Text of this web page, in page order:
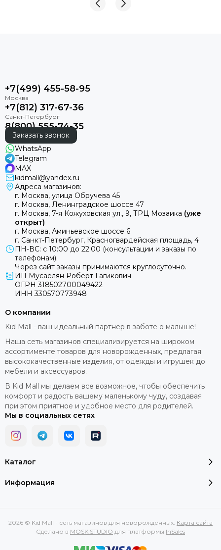
+7(499) 455-58-95
+7(812) 317-67-36
8(800) 555-74-35
Заказать звонок
WhatsApp
Telegram
MAX
kidmall@yandex.ru
Адреса магазинов:
г. Москва, улица Обручева 45
г. Москва, Ленинградское шоссе 47
г. Москва, 7-я Кожуховская ул., 9, ТРЦ Мозаика (уже
открыт)
г. Москва, Аминьевское шоссе 6
г. Санкт-Петербург, Красногвардейская площадь, 4
ПН-ВС: с 10:00 до 22:00 (консультации и заказы по
телефонам).
Через сайт заказы принимаются круглосуточно.
ИП Мусаелян Роберт Гагикович
ОГРН 318502700049422
ИНН 330570773948
Каталог
Информация
О компании
Kid Mall - ваш идеальный партнер в заботе о малыше!
Наша сеть магазинов специализируется на широком
ассортименте товаров для новорожденных, предлагая
высококачественные изделия, от одежды и игрушек до
мебели и аксессуаров.
В Kid Mall мы делаем все возможное, чтобы обеспечить
комфорт и радость вашему маленькому чуду, создавая
при этом приятное и удобное место для родителей.
Мы в социальных сетях
2026 © Kid Mall - сеть магазинов для новорожденных. Карта сайта
Сделано в MOSK.STUDIO для платформы InSales